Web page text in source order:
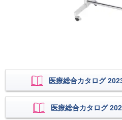
医療総合カタログ
医療総合カタログ